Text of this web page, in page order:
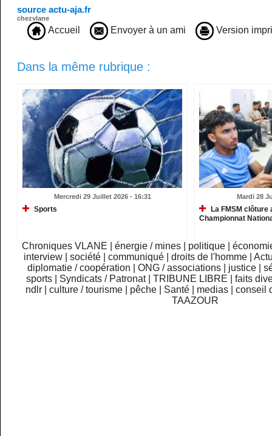
source actu-aja.fr
chezvlane
Accueil Envoyer à un ami Version
Dans la même rubrique :
Mercredi 29 Juillet 2026 - 16:31
Sports
Mardi 28
La FMSM
Championnat
Chroniques VLANE énergie / mines politique
interview
|société |communiqué |droits de l'homme |
diplomatie / coopération
ONG / associations justice
sports
Syndicats / Patronat TRIBUNE LIBRE
faits
ndlr
|culture / tourisme pêche Santé medias |conseil
TAAZOUR